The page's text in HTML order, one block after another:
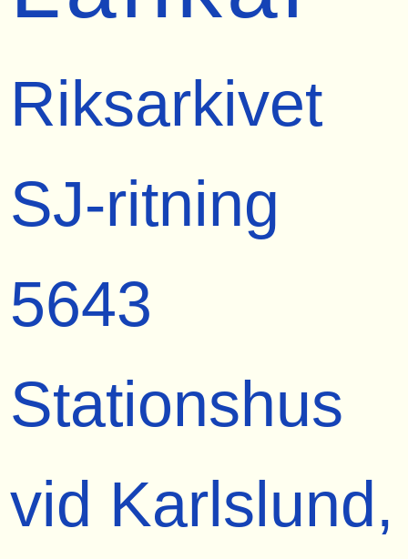
Riksarkivet
SJ-ritning
5643
Stationshus
vid Karlslund,